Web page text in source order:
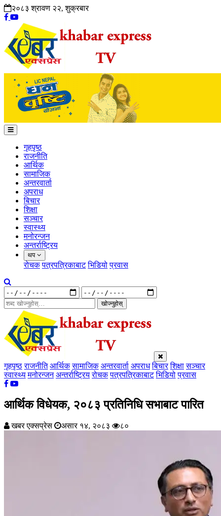
२०८३ श्रावण २२, शुक्रबार
गृहपृष्ठ
राजनीति
आर्थिक
सामाजिक
अन्तरवार्ता
अपराध
बिचार
शिक्षा
सञ्चार
स्वास्थ्य
मनोरन्जन
अन्तर्राष्ट्रिय
थप
रोचक पत्रपत्रिकाबाट भिडियो प्रवास
खोज्नुहोस्
गृहपृष्ठ राजनीति आर्थिक सामाजिक अन्तरवार्ता अपराध बिचार शिक्षा सञ्चार
स्वास्थ्य मनोरन्जन अन्तर्राष्ट्रिय रोचक पत्रपत्रिकाबाट भिडियो प्रवास
आर्थिक विधेयक, २०८३ प्रतिनिधि सभाबाट पारित
खबर एक्सप्रेस असार १४, २०८३ ८०